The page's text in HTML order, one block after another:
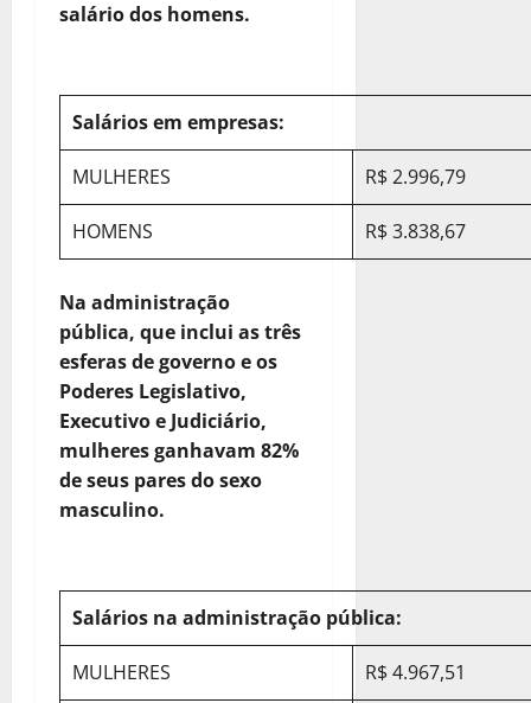
salário dos homens.
Salários em empresas:
MULHERES R$ 2.996,79
HOMENS R$ 3.838,67
Na administração
pública, que inclui as três
esferas de governo e os
Poderes Legislativo,
Executivo e Judiciário,
mulheres ganhavam 82%
de seus pares do sexo
masculino.
Salários na administração pública:
MULHERES R$ 4.967,51